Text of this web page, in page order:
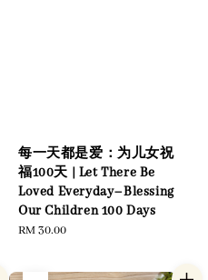
每一天都是爱：为儿女祝
福100天 | Let There Be
Loved Everyday–Blessing
Our Children 100 Days
Regular
RM 30.00